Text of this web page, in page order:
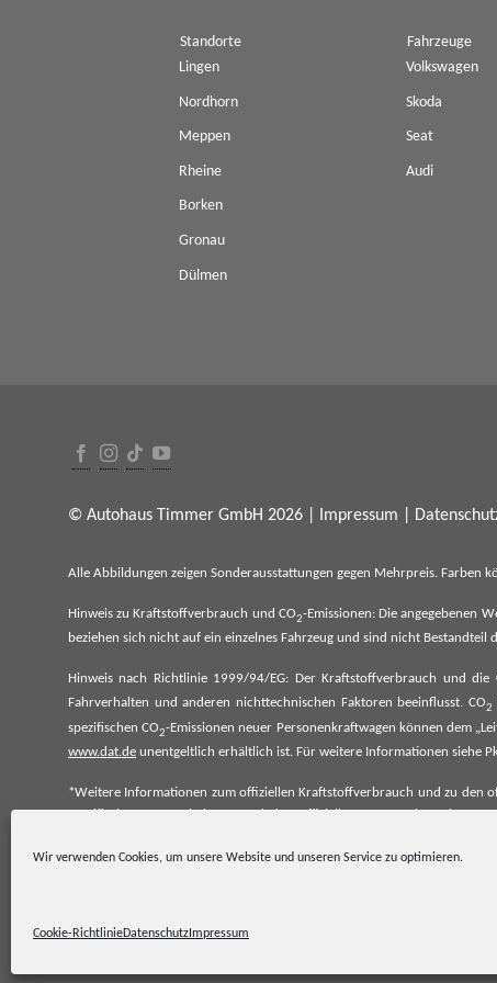
Wir verwenden Cookies, um unsere Website und unseren Service zu optimieren.
Cookie-RichtlinieDatenschutzImpressum
Standorte
Lingen
Nordhorn
Meppen
Rheine
Borken
Gronau
Dülmen
Fahrzeuge
Volkswagen
Skoda
Seat
Audi
© Autohaus Timmer GmbH 2026 | Impressum
Alle Abbildungen zeigen Sonderausstattungen gegen Mehrpreis. Farben
Hinweis zu Kraftstoffverbrauch und CO2-Emissionen: Die angegebenen
beziehen sich nicht auf ein einzelnes Fahrzeug und sind nicht
Hinweis nach Richtlinie 1999/94/EG: Der Kraftstoffverbrauch und die
Fahrverhalten und anderen nichttechnischen Faktoren beeinflusst. CO2
spezifischen CO2-Emissionen neuer Personenkraftwagen können dem
www.dat.de unentgeltlich erhältlich ist. Für weitere Informationen siehe
*Weitere Informationen zum offiziellen Kraftstoffverbrauch und zu den
spezifischen CO₂-Emissionen und den offiziellen Stromverbrauch